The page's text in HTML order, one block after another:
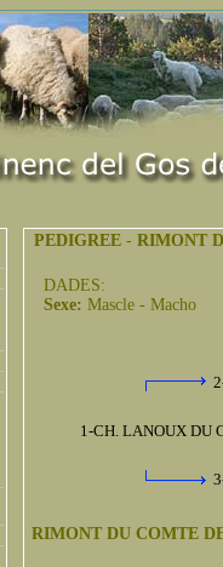
PEDIGREE - RIMONT
DADES:
Sexe: Mascle - Macho
1-CH. LANOUX DU
RIMONT DU COMTE